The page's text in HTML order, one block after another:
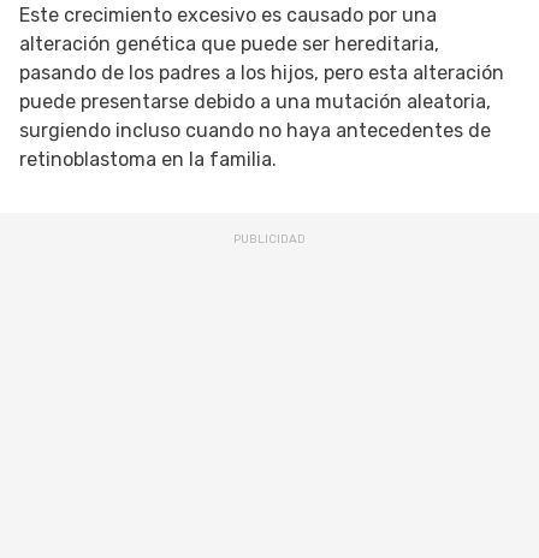
Este crecimiento excesivo es causado por una
alteración genética que puede ser hereditaria,
pasando de los padres a los hijos, pero esta alteración
puede presentarse debido a una mutación aleatoria,
surgiendo incluso cuando no haya antecedentes de
retinoblastoma en la familia.